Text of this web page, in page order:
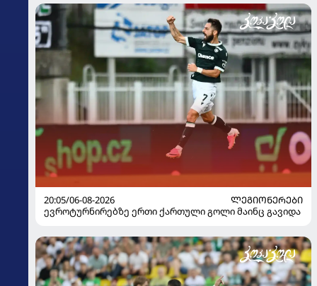
20:05/06-08-2026
ᲚᲔᲒᲘᲝᲜᲔᲠᲔᲑᲘ
ევროტურნირებზე ერთი ქართული გოლი მაინც გავიდა